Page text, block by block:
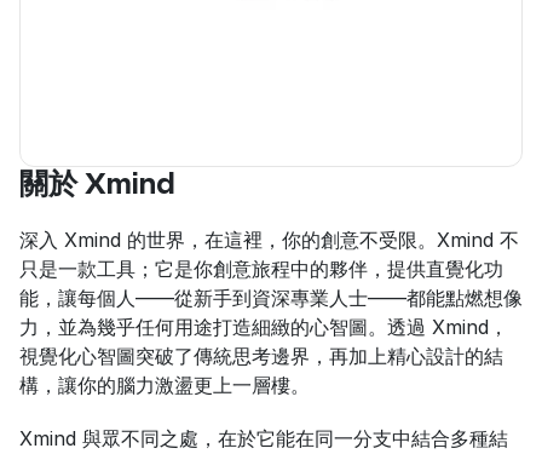
關於 Xmind
深入 Xmind 的世界，在這裡，你的創意不受限。Xmind 不
只是一款工具；它是你創意旅程中的夥伴，提供直覺化功
能，讓每個人——從新手到資深專業人士——都能點燃想像
力，並為幾乎任何用途打造細緻的心智圖。透過 Xmind，
視覺化心智圖突破了傳統思考邊界，再加上精心設計的結
構，讓你的腦力激盪更上一層樓。
Xmind 與眾不同之處，在於它能在同一分支中結合多種結